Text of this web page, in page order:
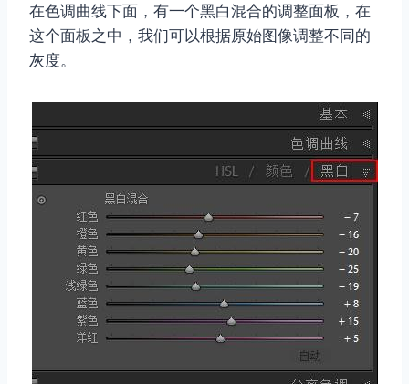
在色调曲线下面，有一个黑白混合的调整面板，在
这个面板之中，我们可以根据原始图像调整不同的
灰度。